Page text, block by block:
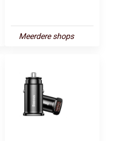
Meerdere shops